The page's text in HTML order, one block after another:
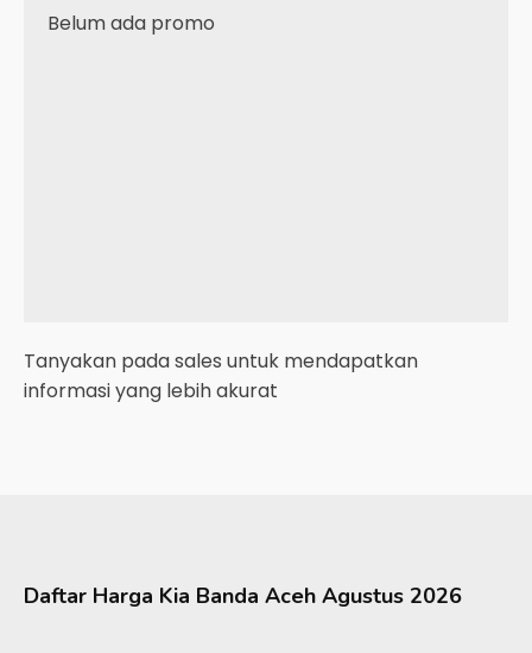
Belum ada promo
Tanyakan pada sales untuk mendapatkan
informasi yang lebih akurat
Daftar Harga Kia Banda Aceh Agustus 2026